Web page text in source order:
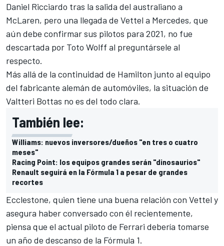
Daniel Ricciardo tras la salida del australiano a
McLaren, pero una llegada de Vettel a Mercedes, que
aún debe confirmar sus pilotos para 2021, no fue
descartada por Toto Wolff al preguntársele al
respecto.
Más allá de la continuidad de Hamilton junto al equipo
del fabricante alemán de automóviles, la situación de
Valtteri Bottas no es del todo clara.
También lee:
Williams: nuevos inversores/dueños "en tres o cuatro
meses"
Racing Point: los equipos grandes serán "dinosaurios"
Renault seguirá en la Fórmula 1 a pesar de grandes
recortes
Ecclestone, quien tiene una buena relación con Vettel y
asegura haber conversado con él recientemente,
piensa que el actual piloto de Ferrari debería tomarse
un año de descanso de la Fórmula 1.